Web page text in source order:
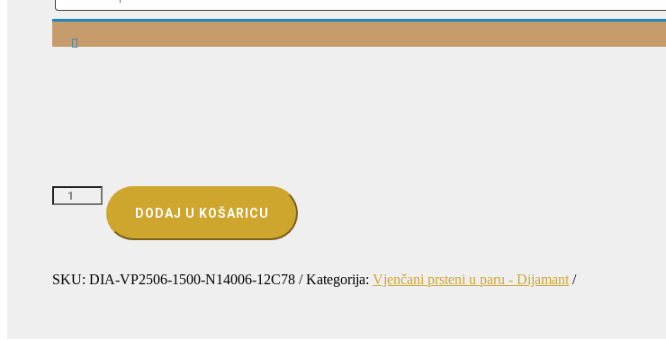
VJENČANO
PRSTENJE
(S
DODAJ U KOŠARICU
SKU: DIA-VP2506-1500-N14006-12C78 Kategorija: Vjenčani prsteni u paru - Dijamant